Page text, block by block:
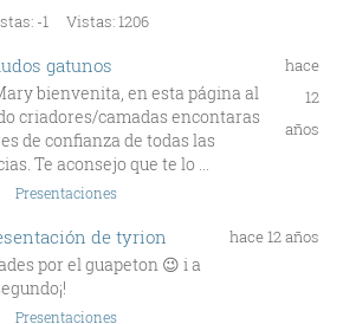
-1 Vistas: 1206
gatunos
bienvenita, en esta página al
criadores/camadas encontaras
de confianza de todas las
Te aconsejo que te lo ...
hace
12
años
Presentaciones
de tyrion
por el guapeton 😉 i a
hace 12 años
Presentaciones